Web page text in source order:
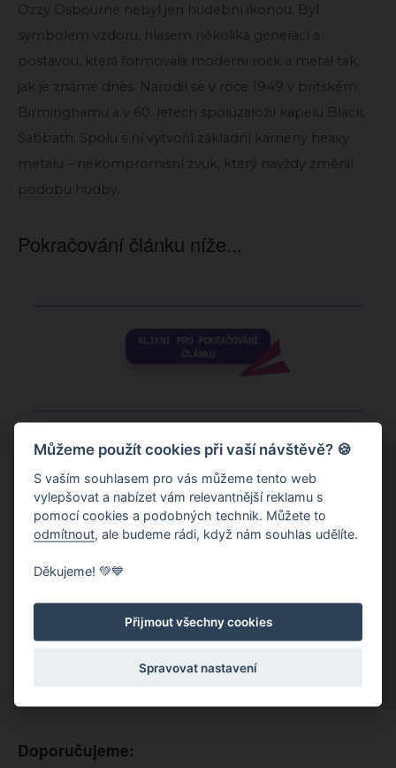
Ozzy Osbourne nebyl jen hudební ikonou. Byl
symbolem vzdoru, hlasem několika generací a
postavou, která formovala moderní rock a metal tak,
jak je známe dnes. Narodil se v roce 1949 v britském
Birminghamu a v 60. letech spoluzaložil kapelu Black
Sabbath. Spolu s ní vytvořil základní kameny heavy
metalu – nekompromisní zvuk, který navždy změnil
podobu hudby.
Pokračování článku níže...
Doporučujeme:
Můžeme použít cookies při vaší návštěvě? 🍪
S vaším souhlasem pro vás můžeme tento web
vylepšovat a nabízet vám relevantnější reklamu s
pomocí cookies a podobných technik. Můžete to
odmítnout , ale budeme rádi, když nám souhlas udělíte.
Děkujeme! 💚💙
Přijmout všechny cookies
Spravovat nastavení